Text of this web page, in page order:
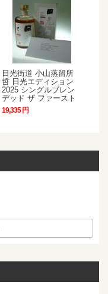
日光街道 小山蒸留所
哲 日光エディション
2025 シングルブレン
デッド ザ ファースト
19,335 円